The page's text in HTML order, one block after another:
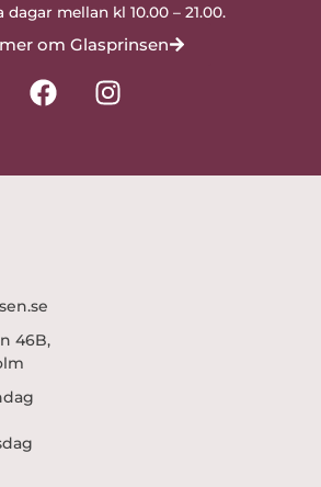
dagar mellan kl 10.00 – 21.00.
om Glasprinsen
F
a
I
n
46B,